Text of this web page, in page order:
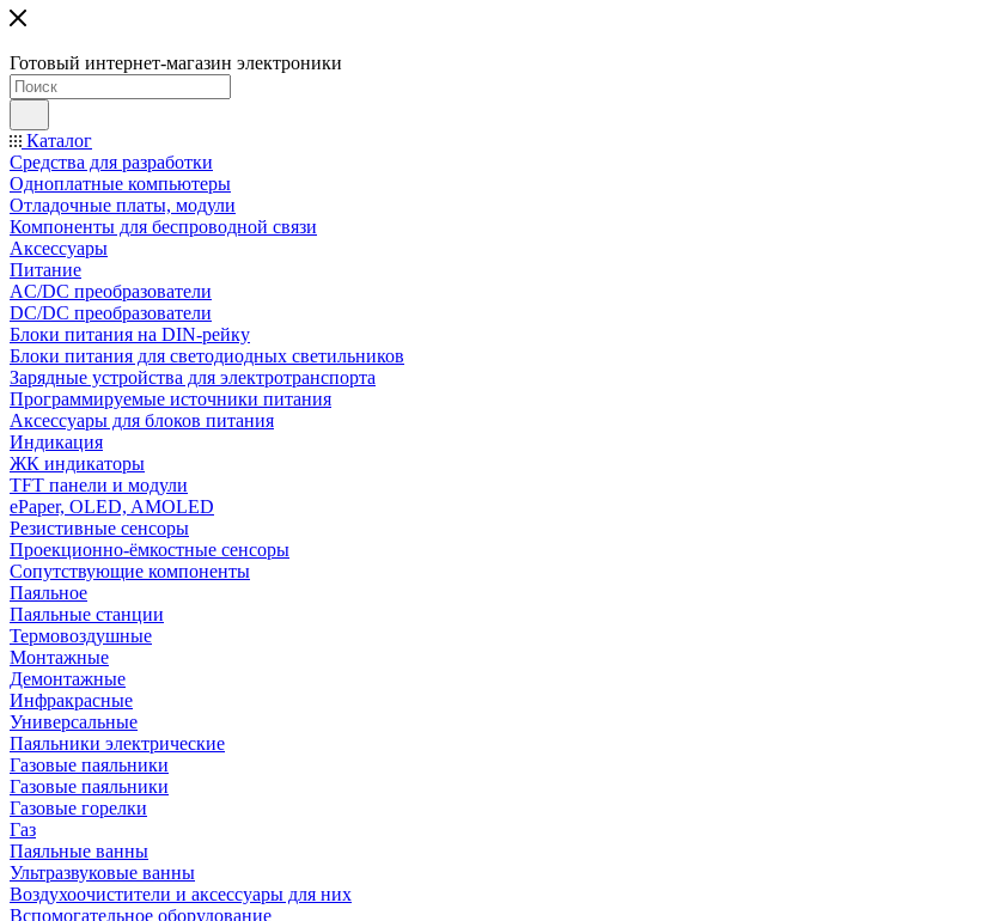
Готовый интернет-магазин электроники
Каталог
Средства для разработки
Одноплатные компьютеры
Отладочные платы, модули
Компоненты для беспроводной связи
Аксессуары
Питание
AC/DC преобразователи
DC/DC преобразователи
Блоки питания на DIN-рейку
Блоки питания для светодиодных светильников
Зарядные устройства для электротранспорта
Программируемые источники питания
Аксессуары для блоков питания
Индикация
ЖК индикаторы
TFT панели и модули
ePaper, OLED, AMOLED
Резистивные сенсоры
Проекционно-ёмкостные сенсоры
Сопутствующие компоненты
Паяльное
Паяльные станции
Термовоздушные
Монтажные
Демонтажные
Инфракрасные
Универсальные
Паяльники электрические
Газовые паяльники
Газовые паяльники
Газовые горелки
Газ
Паяльные ванны
Ультразвуковые ванны
Воздухоочистители и аксессуары для них
Вспомогательное оборудование